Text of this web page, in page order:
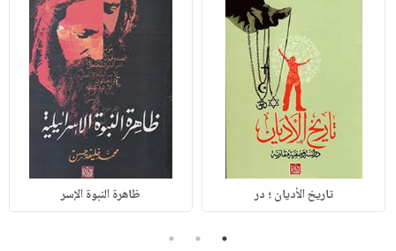
تاريخ الأديان ؛ در ظاهرة النبوة الإسر
1
2
3